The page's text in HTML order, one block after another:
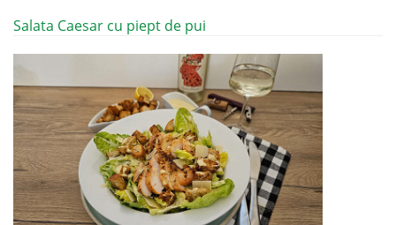
Salata Caesar cu piept de pui